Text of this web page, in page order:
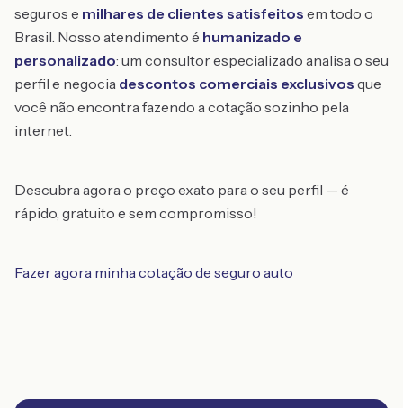
seguros e milhares de clientes satisfeitos em todo o
Brasil. Nosso atendimento é humanizado e
personalizado: um consultor especializado analisa o seu
perfil e negocia descontos comerciais exclusivos que
você não encontra fazendo a cotação sozinho pela
internet.
Descubra agora o preço exato para o seu perfil — é
rápido, gratuito e sem compromisso!
Fazer agora minha cotação de seguro auto